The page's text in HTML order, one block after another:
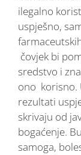
ilegalno
uspješno,
čovjek bi
sredstvo i
ono korisno.
rezultati
skrivaju od
bogaćenje.
samoga,